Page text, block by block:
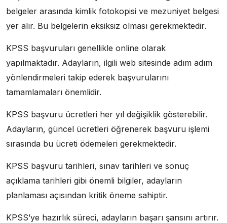
belgeler arasında kimlik fotokopisi ve mezuniyet belgesi
yer alır. Bu belgelerin eksiksiz olması gerekmektedir.
KPSS başvuruları genellikle online olarak
yapılmaktadır. Adayların, ilgili web sitesinde adım adım
yönlendirmeleri takip ederek başvurularını
tamamlamaları önemlidir.
KPSS başvuru ücretleri her yıl değişiklik gösterebilir.
Adayların, güncel ücretleri öğrenerek başvuru işlemi
sırasında bu ücreti ödemeleri gerekmektedir.
KPSS başvuru tarihleri, sınav tarihleri ve sonuç
açıklama tarihleri gibi önemli bilgiler, adayların
planlaması açısından kritik öneme sahiptir.
KPSS’ye hazırlık süreci, adayların başarı şansını artırır.